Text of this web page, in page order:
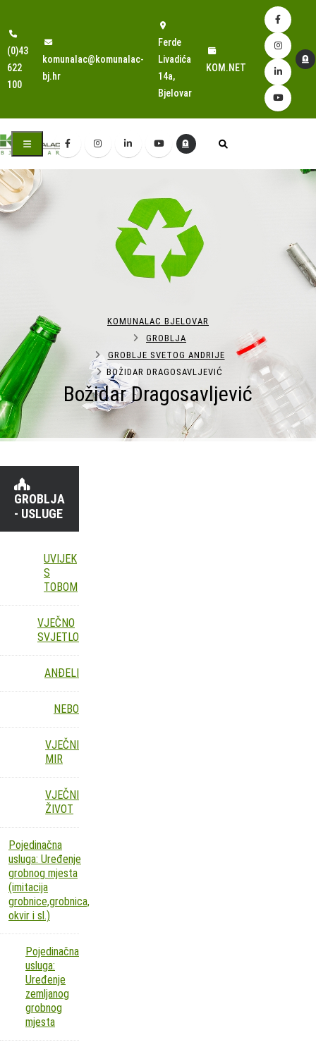
(0)43
622
100
komunalac@komunalac-
bj.hr
Ferde
Livadića
14a,
Bjelovar
KOM.NET
Božidar Dragosavljević
KOMUNALAC BJELOVAR
GROBLJA
GROBLJE SVETOG ANDRIJE
BOŽIDAR DRAGOSAVLJEVIĆ
GROBLJA
- USLUGE
UVIJEK
S
TOBOM
VJEČNO
SVJETLO
ANĐELI
NEBO
VJEČNI
MIR
VJEČNI
ŽIVOT
Pojedinačna
usluga: Uređenje
grobnog mjesta
(imitacija
grobnice,grobnica,
okvir i sl.)
Pojedinačna
usluga:
Uređenje
zemljanog
grobnog
mjesta